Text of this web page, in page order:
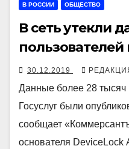
В РОССИИ ОБЩЕСТВО
В сеть утекли
пользователей
30.12.2019
Данные более 28 тысяч
Госуслуг были
сообщает
основателя DeviceLock